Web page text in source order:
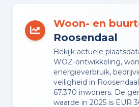
Woon- en
Roosendaal
Bekijk actuele
WOZ-ontwikkeling,
energieverbruik,
veiligheid in
67.370 inwoners. De
waarde in 2025 is EUR